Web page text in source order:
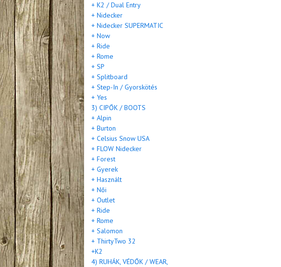
+ K2 / Dual Entry
+ Nidecker
+ Nidecker SUPERMATIC
+ Now
+ Ride
+ Rome
+ SP
+ Splitboard
+ Step-In / Gyorskötés
+ Yes
3) CIPŐK / BOOTS
+ Alpin
+ Burton
+ Celsius Snow USA
+ FLOW Nidecker
+ Forest
+ Gyerek
+ Használt
+ Női
+ Outlet
+ Ride
+ Rome
+ Salomon
+ ThirtyTwo 32
+K2
4) RUHÁK, VÉDŐK / WEAR,